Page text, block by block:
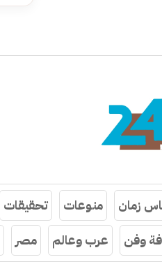
زمان منوعات تحقيقات
وفن عرب وعالم مصر